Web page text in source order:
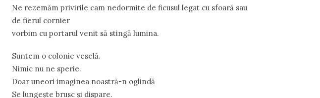
Ne rezemăm privirile cam nedormite de ficusul legat cu sfoară sau
de fierul cornier
vorbim cu portarul venit să stingă lumina.
Suntem o colonie veselă.
Nimic nu ne sperie.
Doar uneori imaginea noastră-n oglindă
Se lungeşte brusc şi dispare.